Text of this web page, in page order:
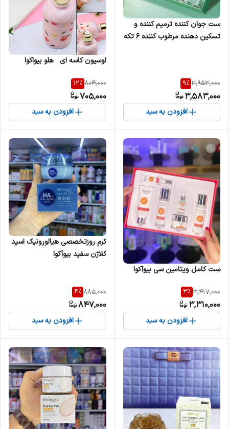
ست جوان کننده ترمیم کننده و
تسکین دهنده مرطوب کننده ۶ تکه
3,953,000
9%
3,583,000
افزودن به سبد
لوسیون کاسه ای هلو بیواکوا
804,000
12%
705,000
افزودن به سبد
ست کامل ویتامین سی بیوآکوا
3,417,000
3%
3,310,000
افزودن به سبد
کرم روزتخصصی هیالورونیک اسید
کلاژن سفید بیوآکوا
885,000
4%
847,000
افزودن به سبد